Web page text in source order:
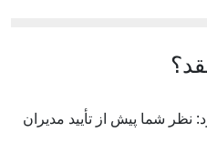
نظر شما پيش از تأييد مديران